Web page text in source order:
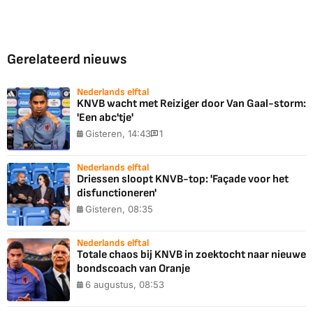
Gerelateerd nieuws
Nederlands elftal
KNVB wacht met Reiziger door Van Gaal-storm:
'Een abc'tje'
Gisteren, 14:43 1
Nederlands elftal
Driessen sloopt KNVB-top: 'Façade voor het
disfunctioneren'
Gisteren, 08:35
Nederlands elftal
Totale chaos bij KNVB in zoektocht naar nieuwe
bondscoach van Oranje
6 augustus, 08:53